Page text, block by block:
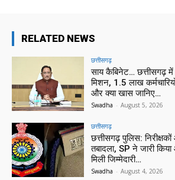
RELATED NEWS
छत्तीसगढ़
साय कैबिनेट… छत्तीसगढ़
मिशन, 1.5 लाख
और क्या खास जानिए…
Swadha - August 5, 2026
छत्तीसगढ़
छत्तीसगढ़ पुलिस:
तबादला, SP ने जारी
मिली जिम्मेदारी…
Swadha - August 4, 2026